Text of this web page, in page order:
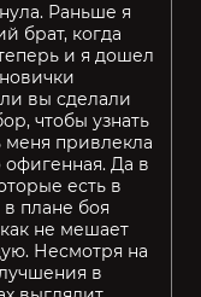
Раньше я
брат, когда
и я дошел
вы сделали
чтобы узнать
привлекла
Да в
есть в
плане боя
не мешает
Несмотря на
в